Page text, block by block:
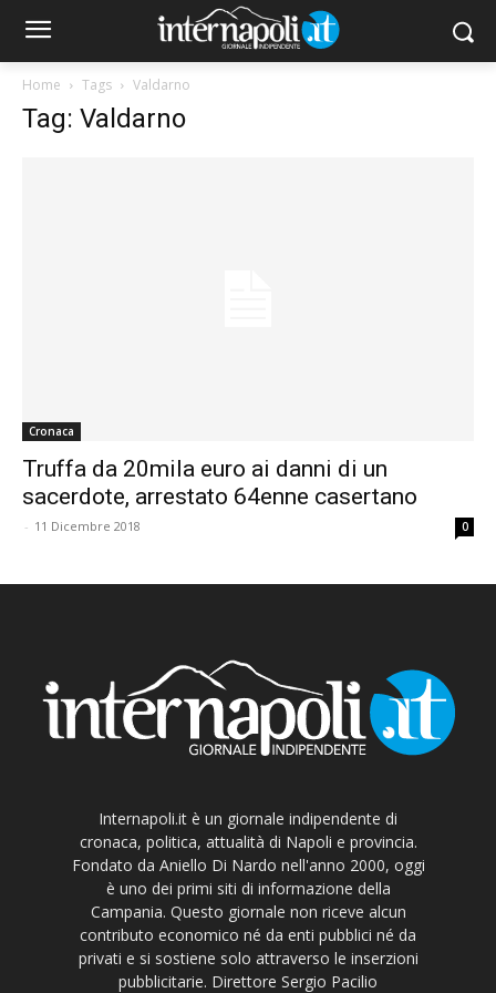
Home Tags Valdarno
Tag: Valdarno
Cronaca
Truffa da 20mila euro ai danni di un
sacerdote, arrestato 64enne casertano
- 11 Dicembre 2018 0
Internapoli.it è un giornale indipendente di
cronaca, politica, attualità di Napoli e provincia.
Fondato da Aniello Di Nardo nell'anno 2000, oggi
è uno dei primi siti di informazione della
Campania. Questo giornale non riceve alcun
contributo economico né da enti pubblici né da
privati e si sostiene solo attraverso le inserzioni
pubblicitarie. Direttore Sergio Pacilio